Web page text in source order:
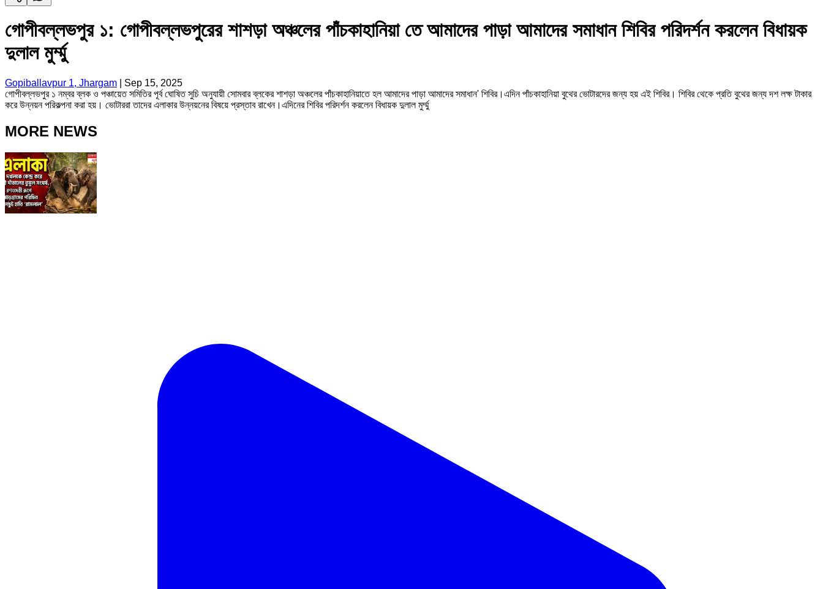
গোপীবল্লভপুর ১: গোপীবল্লভপুরের শাশড়া অঞ্চলের পাঁচকাহানিয়া তে আমাদের পাড়া আমাদের সমাধান শিবির পরিদর্শন করলেন বিধায়ক
দুলাল মুর্ম্মু
Gopiballavpur 1, Jhargam
Sep 15, 2025
গোপীবল্লভপুর ১ নম্বর ব্লক ও পঞ্চায়েত সমিতির পূর্ব ঘোষিত সুচি অনুযায়ী সোমবার ব্লকের শাশড়া অঞ্চলের পাঁচকাহানিয়াতে হল আমাদের পাড়া আমাদের সমাধান' শিবির।এদিন পাঁচকাহানিয়া বুথের ভোটারদের জন্য হয় এই শিবির। শিবির থেকে প্রতি বুথের জন্য দশ লক্ষ টাকার
করে উন্নয়ন পরিকল্পনা করা হয়। ভোটাররা তাদের এলাকার উন্নয়নের বিষয়ে প্রস্তাব রাখেন।এদিনের শিবির পরিদর্শন করলেন বিধায়ক দুলাল মুর্ম্মু
MORE NEWS